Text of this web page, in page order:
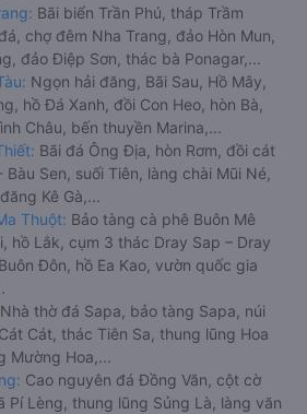
Bãi biển Trần Phú, tháp Trầm
chợ đêm Nha Trang, đảo Hòn Mun,
đảo Điệp Sơn, thác bà Ponagar,...
Ngọn hải đăng, Bãi Sau, Hồ Mây,
hồ Đá Xanh, đồi Con Heo, hòn Bà,
Châu, bến thuyền Marina,...
Bãi đá Ông Địa, hòn Rơm, đồi cát
Sen, suối Tiên, làng chài Mũi Né,
Kê Gà,...
Thuột: Bảo tàng cà phê Buôn Mê
hồ Lắk, cụm 3 thác Dray Sap – Dray
Đôn, hồ Ea Kao, vườn quốc gia
Nhà thờ đá Sapa, bảo tàng Sapa, núi
Cát, thác Tiên Sa, thung lũng Hoa
Mường Hoa,...
Cao nguyên đá Đồng Văn, cột cờ
Pí Lèng, thung lũng Sủng Là, làng văn